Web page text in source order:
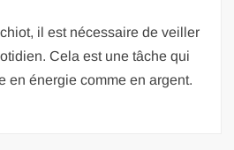
il est nécessaire de veiller
Cela est une tâche qui
en énergie comme en argent.